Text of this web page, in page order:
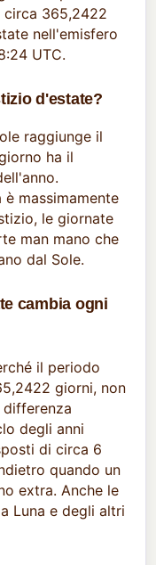
circa 365,2422
nell'emisfero
UTC.
d'estate?
raggiunge il
ha il
è massimamente
le giornate
man mano che
dal Sole.
cambia ogni
il periodo
giorni, non
degli anni
di circa 6
quando un
extra. Anche le
Luna e degli altri